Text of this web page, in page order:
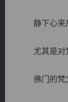
静下心来后
尤其是对梵
佛门的梵文